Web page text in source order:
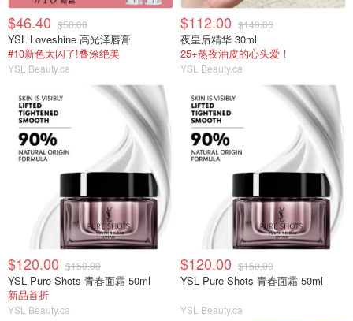
$46.40 $58.00
YSL Loveshine 高光泽唇膏
#10新色太闪了!叠涂绝美
YSL Beauty.ca
$112.00 $140.00
夜皇后精华 30ml
25+熬夜油皮的心头爱！
YSL Beauty.ca
$120.00 $150.00
YSL Pure Shots 青春面霜 50ml
新品首折
YSL Beauty.ca
$120.00 $150.00
YSL Pure Shots 青春面霜 50ml
YSL Beauty.ca